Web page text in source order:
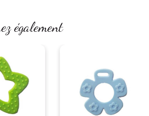
également